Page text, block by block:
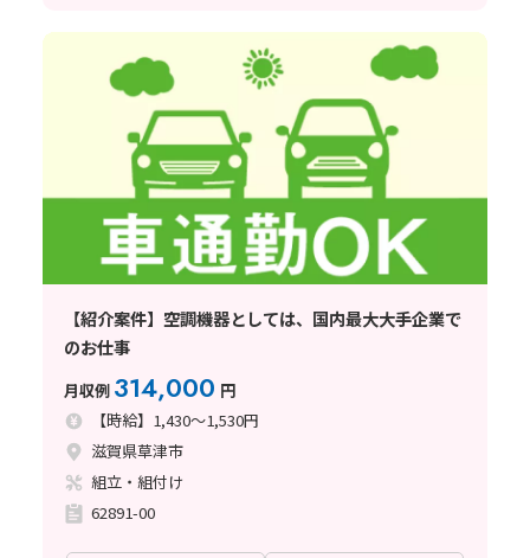
【紹介案件】空調機器としては、国内最大大手企業で
のお仕事
月収例 314,000 円
【時給】1,430～1,530円
滋賀県草津市
組立・組付け
62891-00